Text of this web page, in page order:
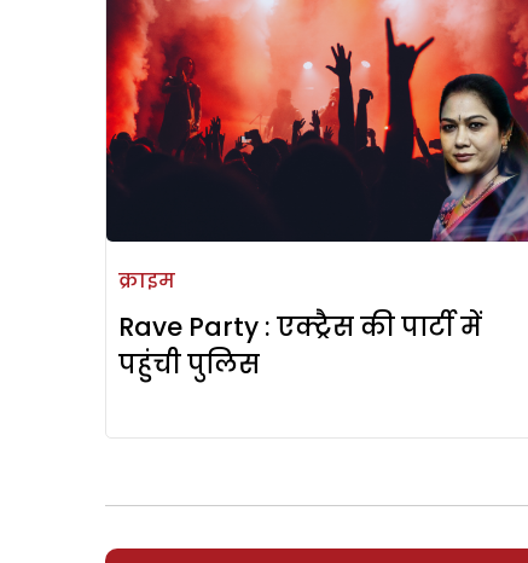
क्राइम
Rave Party : एक्‍ट्रैस की पार्टी में
पहुंची पुलिस